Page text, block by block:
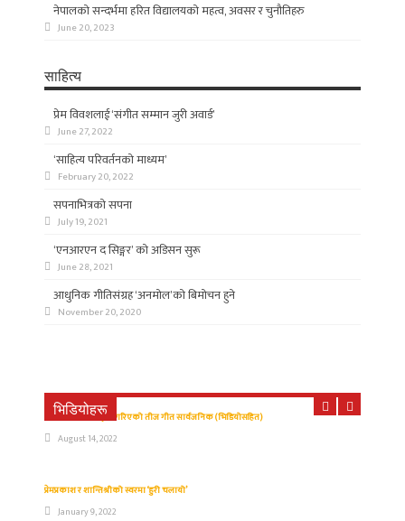
नेपालको सन्दर्भमा हरित विद्यालयको महत्व, अवसर र चुनौतिहरु
June 20, 2023
साहित्य
प्रेम विवशलाई ‘संगीत सम्मान जुरी अवार्ड’
June 27, 2022
‘साहित्य परिवर्तनको माध्यम’
February 20, 2022
सपनाभित्रको सपना
July 19, 2021
‘एनआरएन द सिङ्गर’ को अडिसन सुरू
June 28, 2021
आधुनिक गीतिसंग्रह ‘अनमोल’को बिमोचन हुने
November 20, 2020
भिडियोहरू
राजनीतिमाथि व्यङ्ग्य गरिएको तीज गीत सार्वजनिक (भिडियोसहित)
August 14, 2022
प्रेमप्रकाश र शान्तिश्रीको स्वरमा ‘हुरी चलायो’
January 9, 2022